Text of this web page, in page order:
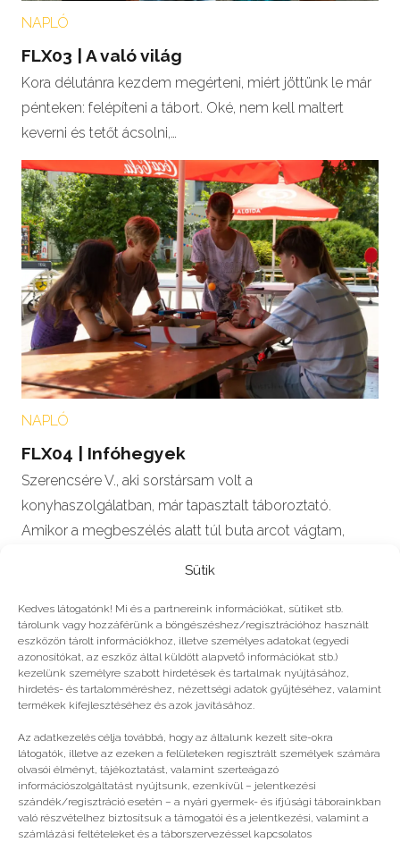
Sütik
Kedves látogatónk! Mi és a partnereink információkat, sütiket stb.
tárolunk vagy hozzáférünk a böngészéshez/regisztrációhoz használt
eszközön tárolt információkhoz, illetve személyes adatokat (egyedi
azonosítókat, az eszköz által küldött alapvető információkat stb.)
kezelünk személyre szabott hirdetések és tartalmak nyújtásához,
hirdetés- és tartalomméréshez, nézettségi adatok gyűjtéséhez, valamint
termékek kifejlesztéséhez és azok javításához.
Az adatkezelés célja továbbá, hogy az általunk kezelt site-okra
látogatók, illetve az ezeken a felületeken regisztrált személyek számára
olvasói élményt, tájékoztatást, valamint szerteágazó
információszolgáltatást nyújtsunk, ezenkívül – jelentkezési
szándék/regisztráció esetén – a nyári gyermek- és ifjúsági táborainkban
való részvételhez biztosítsuk a támogatói és a jelentkezési, valamint a
számlázási feltételeket és a táborszervezéssel kapcsolatos
NAPLÓ
FLX03 | A való világ
Kora délutánra kezdem megérteni, miért jöttünk le már
pénteken: felépíteni a tábort. Oké, nem kell maltert
keverni és tetőt ácsolni,…
NAPLÓ
FLX04 | Infóhegyek
Szerencsére V., aki sorstársam volt a
konyhaszolgálatban, már tapasztalt táboroztató.
Amikor a megbeszélés alatt túl buta arcot vágtam,
Mutasd a többit!
Még több